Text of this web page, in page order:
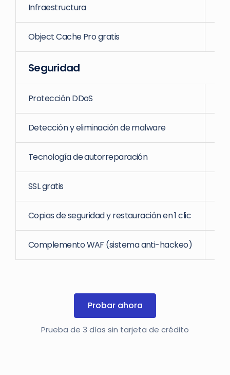
Infraestructura
Object Cache Pro gratis
Seguridad
Protección DDoS
Detección y eliminación de malware
Tecnología de autorreparación
SSL gratis
Copias de seguridad y restauración en 1 clic
Complemento WAF (sistema anti-hackeo)
Probar ahora
Prueba de 3 días sin tarjeta de crédito